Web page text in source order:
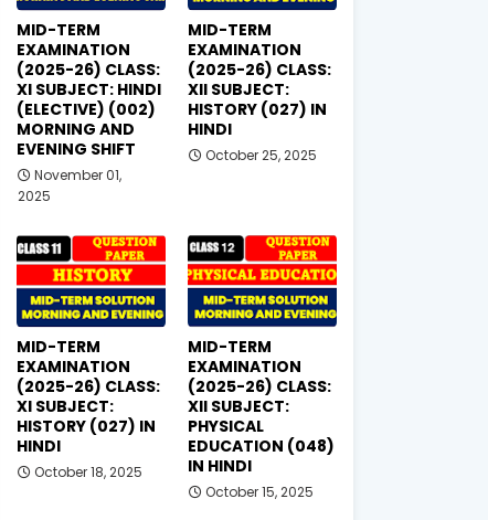
MID-TERM
EXAMINATION
(2025-26) CLASS:
XI SUBJECT: HINDI
(ELECTIVE) (002)
MORNING AND
EVENING SHIFT
November 01,
2025
MID-TERM
EXAMINATION
(2025-26) CLASS:
XII SUBJECT:
HISTORY (027) IN
HINDI
October 25, 2025
MID-TERM
EXAMINATION
(2025-26) CLASS:
XI SUBJECT:
HISTORY (027) IN
HINDI
October 18, 2025
MID-TERM
EXAMINATION
(2025-26) CLASS:
XII SUBJECT:
PHYSICAL
EDUCATION (048)
IN HINDI
October 15, 2025